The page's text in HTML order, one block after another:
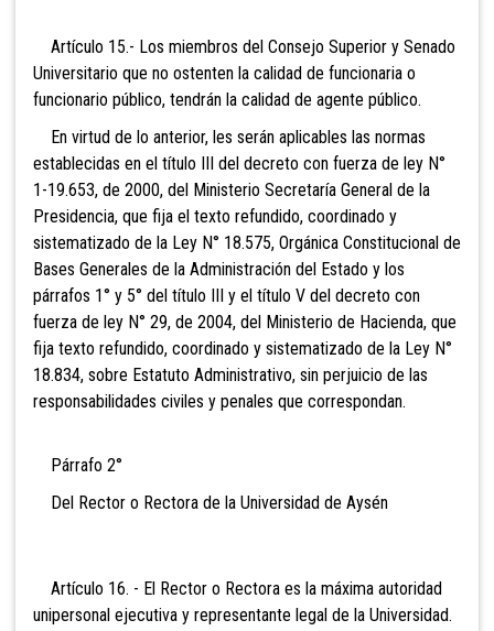
Artículo 15.- Los miembros del Consejo Superior y Senado
Universitario que no ostenten la calidad de funcionaria o
funcionario público, tendrán la calidad de agente público.
En virtud de lo anterior, les serán aplicables las normas
establecidas en el título III del decreto con fuerza de ley N°
1-19.653, de 2000, del Ministerio Secretaría General de la
Presidencia, que fija el texto refundido, coordinado y
sistematizado de la Ley N° 18.575, Orgánica Constitucional de
Bases Generales de la Administración del Estado y los
párrafos 1° y 5° del título III y el título V del decreto con
fuerza de ley N° 29, de 2004, del Ministerio de Hacienda, que
fija texto refundido, coordinado y sistematizado de la Ley N°
18.834, sobre Estatuto Administrativo, sin perjuicio de las
responsabilidades civiles y penales que correspondan.
Párrafo 2°
Del Rector o Rectora de la Universidad de Aysén
Artículo 16. - El Rector o Rectora es la máxima autoridad
unipersonal ejecutiva y representante legal de la Universidad.